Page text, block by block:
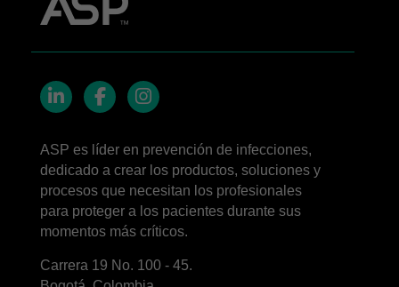
Technology
Technology
Cassettes for STERRAD™ 100S​​
Cassettes for STERRAD NX™ with ALLClear™
Technology​
TYVEK
​ Pouch with STERRAD™ Chemical
Indicator Strips
STERRAD VELOCITY™​ BI Activator
BIOTRACE™ Auto Read Mini Reader - Thermal
Printer Paper
ASP es líder en prevención de infecciones,
dedicado a crear los productos, soluciones y
procesos que necesitan los profesionales
para proteger a los pacientes durante sus
momentos más críticos.
Carrera 19 No. 100 - 45.